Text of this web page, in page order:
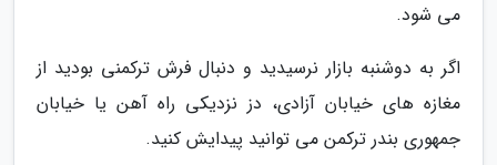
می شود.
اگر به دوشنبه بازار نرسیدید و دنبال فرش ترکمنی بودید از
مغازه های خیابان آزادی، دز نزدیکی راه آهن یا خیابان
جمهوری بندر ترکمن می توانید پیدایش کنید.